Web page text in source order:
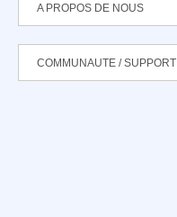
A PROPOS DE NOUS
COMMUNAUTE / SUPPORT